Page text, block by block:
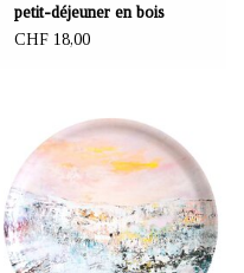
petit-déjeuner en bois
"Tupasvillat"
CHF 18,00